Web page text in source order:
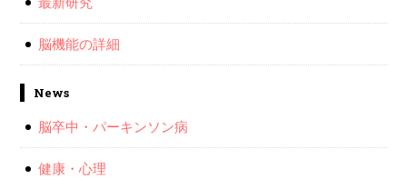
脳機能の詳細
News
脳卒中・パーキンソン病
健康・心理